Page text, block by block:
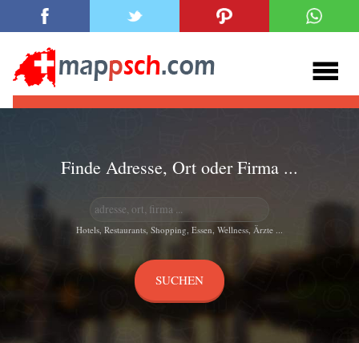
Finde Adresse, Ort oder Firma ...
Hotels, Restaurants, Shopping, Essen, Wellness, Ärzte ...